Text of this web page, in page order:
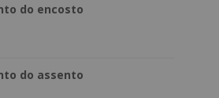
do encosto
do assento